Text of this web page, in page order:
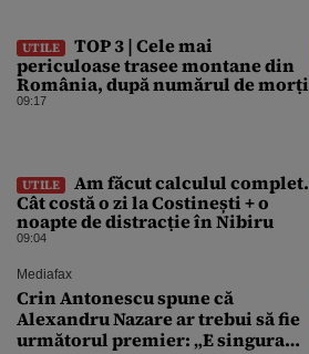
UTILE
TOP 3 | Cele mai
periculoase trasee montane din
România, după numărul de morți
09:17
UTILE
Am făcut calculul complet.
Cât costă o zi la Costinești + o
noapte de distracție în Nibiru
09:04
Mediafax
Crin Antonescu spune că
Alexandru Nazare ar trebui să fie
următorul premier: „E singura